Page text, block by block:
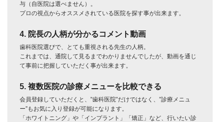
与（自医院は選べません）。
プロの視点からオススメされている医院を探す事が出来ます。
4. 院長の人柄が分かるコメント動画
歯科医院選びで、とても重視される先生の人柄。
これまでは、通院して見るまでわかりませんでしたが、動画を通じ
て事前に把握していただく事が出来ます。
5. 複数医院の診療メニューを比較できる
会員登録していただくと、”歯科医院”だけではなく、”診療メニュ
ー”もお気に入り登録が可能になります。
「ホワイトニング」や「インプラント」「矯正」など、行いたい診